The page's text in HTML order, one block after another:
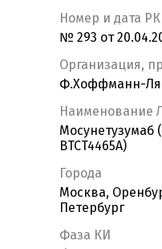
Номер и дата
№ 293 от
Организация,
Ф.Хоффманн-Ля
Наименование
Мосунетузумаб
BTCT4465A)
Города
Москва,
Петербург
Фаза КИ